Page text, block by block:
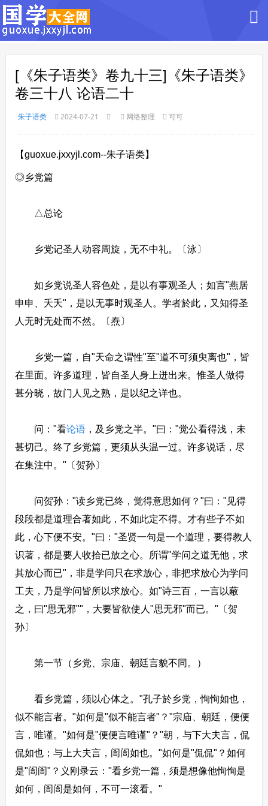
[《朱子语类》卷九十三]《朱子语类》
卷三十八 论语二十
朱子语类 2024-07-21 网络整理 可可
【guoxue.jxxyjl.com--朱子语类】
◎乡党篇
△总论
乡党记圣人动容周旋，无不中礼。〔泳〕
如乡党说圣人容色处，是以有事观圣人；如言"燕居
申申、夭夭"，是以无事时观圣人。学者於此，又知得圣
人无时无处而不然。〔焘〕
乡党一篇，自"天命之谓性"至"道不可须臾离也"，皆
在里面。许多道理，皆自圣人身上迸出来。惟圣人做得
甚分晓，故门人见之熟，是以纪之详也。
问："看论语，及乡党之半。"曰："觉公看得浅，未
甚切己。终了乡党篇，更须从头温一过。许多说话，尽
在集注中。"〔贺孙〕
问贺孙："读乡党已终，觉得意思如何？"曰："见得
段段都是道理合著如此，不如此定不得。才有些子不如
此，心下便不安。"曰："圣贤一句是一个道理，要得教人
识著，都是要人收拾已放之心。所谓"学问之道无他，求
其放心而已"，非是学问只在求放心，非把求放心为学问
工夫，乃是学问皆所以求放心。如"诗三百，一言以蔽
之，曰"思无邪""，大要皆欲使人"思无邪"而已。"〔贺
孙〕
第一节（乡党、宗庙、朝廷言貌不同。）
看乡党篇，须以心体之。"孔子於乡党，恂恂如也，
似不能言者。"如何是"似不能言者"？"宗庙、朝廷，便便
言，唯谨。"如何是"便便言唯谨"？"朝，与下大夫言，侃
侃如也；与上大夫言，訚訚如也。"如何是"侃侃"？如何
是"訚訚"？义刚录云："看乡党一篇，须是想像他恂恂是
如何，訚訚是如何，不可一滚看。"